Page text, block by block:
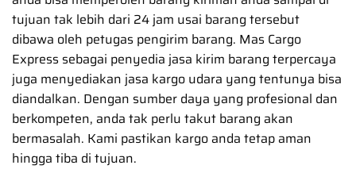
tujuan tak lebih dari 24 jam usai barang tersebut
dibawa oleh petugas pengirim barang. Mas Cargo
Express sebagai penyedia jasa kirim barang terpercaya
juga menyediakan jasa kargo udara yang tentunya bisa
diandalkan. Dengan sumber daya yang profesional dan
berkompeten, anda tak perlu takut barang akan
bermasalah. Kami pastikan kargo anda tetap aman
hingga tiba di tujuan.